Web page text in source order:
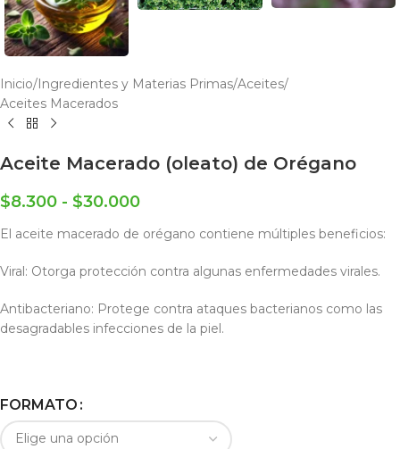
Inicio/Ingredientes y Materias Primas/Aceites/
Aceites Macerados
Aceite Macerado (oleato) de Orégano
$8.300 - $30.000
El aceite macerado de orégano contiene múltiples beneficios:
Viral: Otorga protección contra algunas enfermedades virales.
Antibacteriano: Protege contra ataques bacterianos como las
desagradables infecciones de la piel.
FORMATO